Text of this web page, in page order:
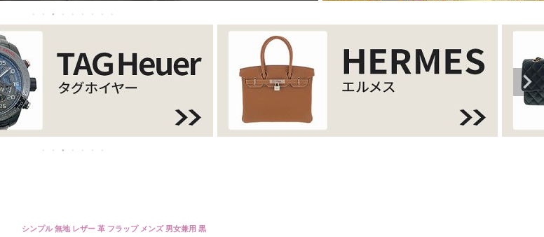
シンプル 無地 レザー 革 フラップ メンズ 男女兼用 黒